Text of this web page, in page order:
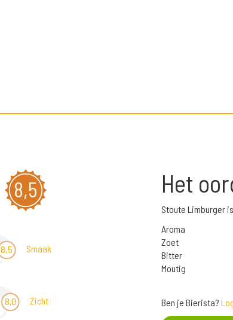
8,5
8,5 Smaak
8,0 Zicht
Het
Stoute Limburger
Aroma
Zoet
Bitter
Moutig
Ben je Bierista?